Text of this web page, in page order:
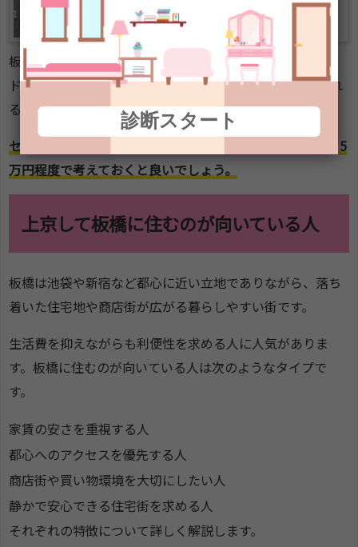
ト・デメリット！
2019.4.10
板橋のシェアハウスの家賃相場は4.8万円。
ドミトリータイプで2万円～、個室でも3万円台で借りられ
るところもいくつかありますね。
セキュリティが充実してて、女性限定の物件で探すなら、5
万円程度で考えておくと良いでしょう。
上京して板橋に住むのが向いている人
板橋は池袋や新宿など都心に近い立地でありながら、落ち
着いた住宅地や商店街が広がる暮らしやすい街です。
生活費を抑えながらも利便性を求める人に人気がありま
す。板橋に住むのが向いている人は次のようなタイプで
す。
家賃の安さを重視する人
都心へのアクセスを優先する人
商店街や買い物環境を大切にしたい人
静かで安心できる住宅街を求める人
それぞれの特徴について詳しく解説します。
診断スタート